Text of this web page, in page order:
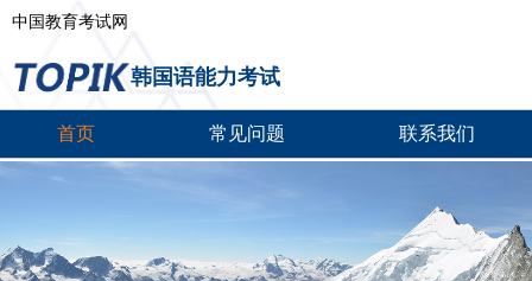
中国教育考试网
韩国语能力考试
首页 常见问题 联系我们